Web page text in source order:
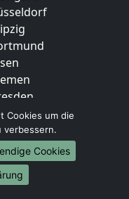
Cookies um die
verbessern.
Cookies